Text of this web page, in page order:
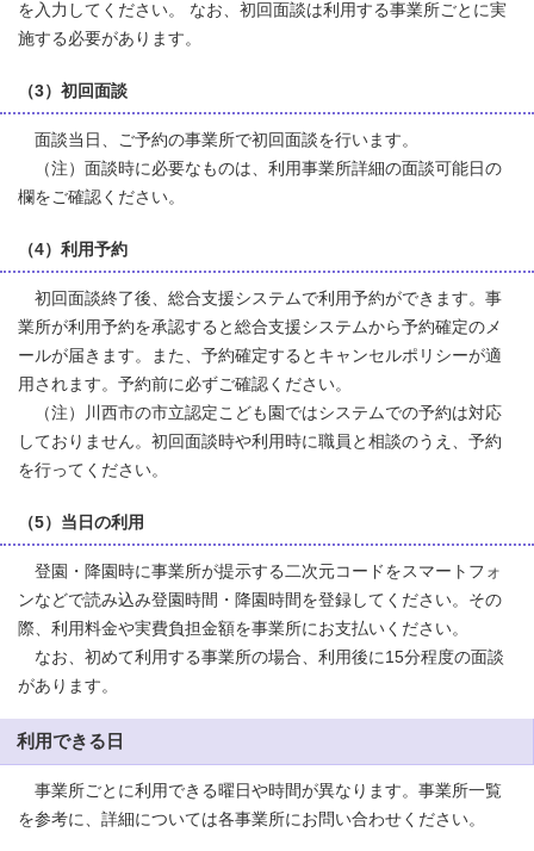
を入力してください。 なお、初回面談は利用する事業所ごとに実
施する必要があります。
（3）初回面談
面談当日、ご予約の事業所で初回面談を行います。
（注）面談時に必要なものは、利用事業所詳細の面談可能日の
欄をご確認ください。
（4）利用予約
初回面談終了後、総合支援システムで利用予約ができます。事
業所が利用予約を承認すると総合支援システムから予約確定のメ
ールが届きます。また、予約確定するとキャンセルポリシーが適
用されます。予約前に必ずご確認ください。
（注）川西市の市立認定こども園ではシステムでの予約は対応
しておりません。初回面談時や利用時に職員と相談のうえ、予約
を行ってください。
（5）当日の利用
登園・降園時に事業所が提示する二次元コードをスマートフォ
ンなどで読み込み登園時間・降園時間を登録してください。その
際、利用料金や実費負担金額を事業所にお支払いください。
なお、初めて利用する事業所の場合、利用後に15分程度の面談
があります。
利用できる日
事業所ごとに利用できる曜日や時間が異なります。事業所一覧
を参考に、詳細については各事業所にお問い合わせください。